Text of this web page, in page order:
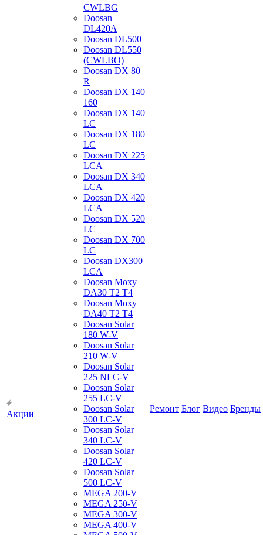
Акции
CWLBG
Doosan
DL420A
Doosan DL500
Doosan DL550
(CWLBO)
Doosan DX 80
R
Doosan DX 140
160
Doosan DX 140
LC
Doosan DX 180
LC
Doosan DX 225
LCA
Doosan DX 340
LCA
Doosan DX 420
LCA
Doosan DX 520
LC
Doosan DX 700
LC
Doosan DX300
LCA
Doosan Moxy
DA30 T2 T4
Doosan Moxy
DA40 T2 T4
Doosan Solar
180 W-V
Doosan Solar
210 W-V
Doosan Solar
225 NLC-V
Doosan Solar
255 LC-V
Doosan Solar
300 LC-V
Doosan Solar
340 LC-V
Doosan Solar
420 LC-V
Doosan Solar
500 LC-V
MEGA 200-V
MEGA 250-V
MEGA 300-V
MEGA 400-V
Ремонт Блог Видео Бренды